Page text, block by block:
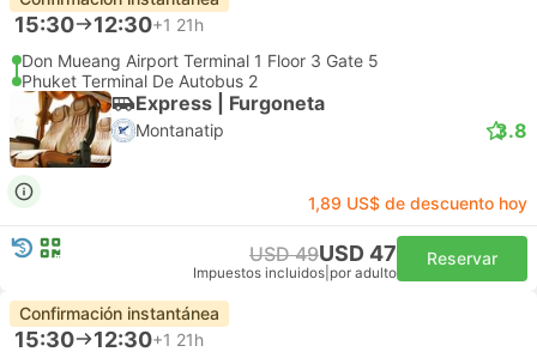
15:30 12:30+1 21h
Don Mueang Airport Terminal 1 Floor 3 Gate 5
Phuket Terminal De Autobus 2
Express | Furgoneta
Montanatip 3.8
1,89 US$ de descuento hoy
USD 49USD 47
Impuestos incluidos por adulto
Reservar
Confirmación instantánea
15:30 12:30+1 21h